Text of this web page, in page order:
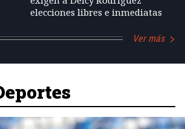
elecciones libres e inmediatas
Ver más